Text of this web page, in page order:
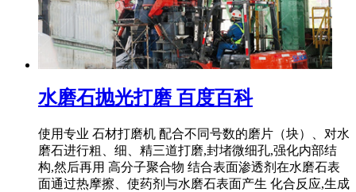
水磨石抛光打磨 百度百科
使用专业 石材打磨机 配合不同号数的磨片（块）、对水
磨石进行粗、细、精三道打磨,封堵微细孔,强化内部结
构,然后再用 高分子聚合物 结合表面渗透剂在水磨石表
面通过热摩擦、使药剂与水磨石表面产生 化合反应,生成